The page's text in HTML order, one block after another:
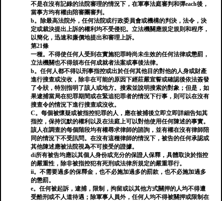
不是在沒有記錄的法院審理的情況下，在軍事法庭審判和彈each後，
當事方均有權由陪審團審判。
b。除最高法院外，任何法院或行政委員會或機構的判決，法令，決
定或裁決提出上訴的權利均不受侵犯。立法機關應規定規則和程序，
以簡化，迅速和廉價地提出和審理上訴。
第21條
一種。不得使任何人受到在實施犯罪時尚未生效的任何法律或懲罰，
立法機關也不得頒布任何成就者法案或事後法律。
b。任何人都不得以刑事指控或出於任何其他目的對他的人身或財產
進行搜查或沒收，除非在可能的原因下經莊嚴宣誓或確認後依法簽發
了令狀，特別指明了該人或地方。搜索並說明搜索的對象；但是，如
果逮捕當局在犯罪期間或在緊追犯罪者的情況下行事，則可以在沒有
搜查令的情況下進行搜查或沒收。
C。每個被懷疑或被指控犯罪的人，應在被捕後立即立即詳細告知其
指控，保持沉默的權利以及在法庭上可以對他使用任何陳述的事實。
該人在調查的每個階段均有權尋求律師的諮詢，並有權在沒有律師陪
同的情況下不受訊問。在沒有這種律師的情況下，被告的任何承認或
其他陳述應被法院視為不可接受的證據。
di所有被告均應以其個人身份或充分的保證人保釋，具體取決於指控
的嚴重性，除非被指控犯有死刑或法律所規定的嚴重罪行。
ii。不需要過多的保釋金，也不必施加過多的罰款，也不必施加過多
的懲罰。
e。任何被起訴，逮捕，限制，拘留或以其他方式關押的人均不得遭
受酷刑或不人道待遇；除軍事人員外，任何人均不得被關押或限制在